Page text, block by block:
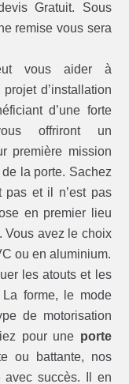
Gratuit. Sous
remise vous sera
vous aider à
d’installation
d’une forte
offriront un
première mission
la porte. Sachez
pas et il n’est pas
en premier lieu
Vous avez le choix
ou en aluminium.
les atouts et les
forme, le mode
de motorisation
pour une porte
ou battante, nos
avec succès. Il en